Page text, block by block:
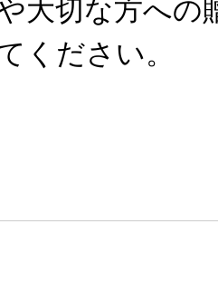
大切な方への
ください。